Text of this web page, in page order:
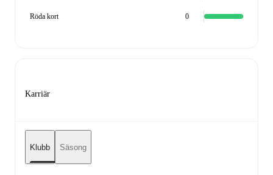
Röda kort 0
Karriär
Klubb Säsong